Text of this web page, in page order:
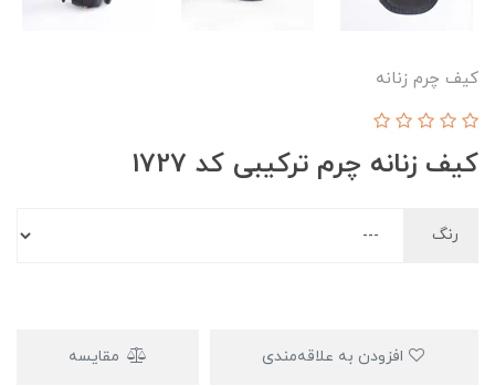
کیف چرم زنانه
کیف زنانه چرم ترکیبی کد 1727
رنگ
مقایسه